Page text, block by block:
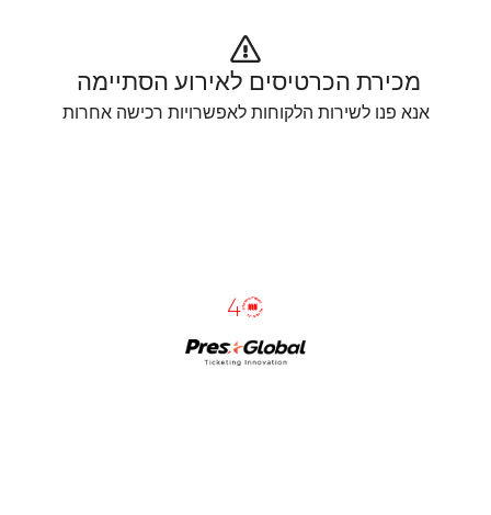
מכירת הכרטיסים לאירוע הסתיימה
אנא פנו לשירות הלקוחות לאפשרויות רכישה אחרות